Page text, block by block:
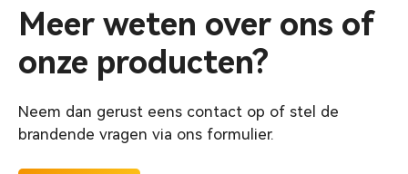
Meer weten over ons of
onze producten?
Neem dan gerust eens contact op of stel de
brandende vragen via ons formulier.